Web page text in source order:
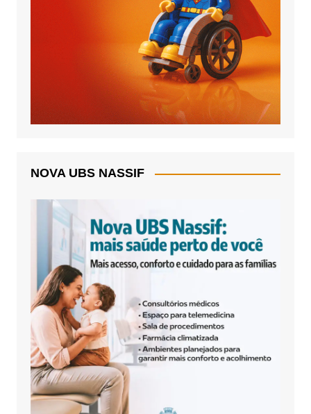
NOVA UBS NASSIF